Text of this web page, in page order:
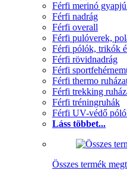
Férfi merinó
Férfi nadrág
Férfi overall
Férfi pulóverek,
Férfi pólók, trikók
Férfi rövidnadrág
Férfi
Férfi thermo
Férfi trekking
Férfi tréningruhák
Férfi UV-védő
Láss többet...
Összes termék